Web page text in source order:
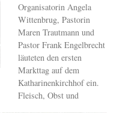
Organisatorin Angela
Wittenbrug, Pastorin
Maren Trautmann und
Pastor Frank Engelbrecht
läuteten den ersten
Markttag auf dem
Katharinenkirchhof ein.
Fleisch, Obst und